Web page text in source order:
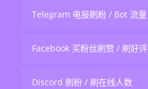
Telegram 电报刷粉 / Bot 流量
Facebook 买粉丝刷赞 / 刷好评
Discord 刷粉 / 刷在线人数